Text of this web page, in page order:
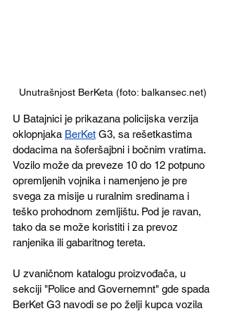
Unutrašnjost BerKeta (foto: balkansec.net)
U Batajnici je prikazana policijska verzija
oklopnjaka BerKet G3, sa rešetkastima
dodacima na šoferšajbni i bočnim vratima.
Vozilo može da preveze 10 do 12 potpuno
opremljenih vojnika i namenjeno je pre
svega za misije u ruralnim sredinama i
teško prohodnom zemljištu. Pod je ravan,
tako da se može koristiti i za prevoz
ranjenika ili gabaritnog tereta.
U zvaničnom katalogu proizvođača, u
sekciji "Police and Governemnt" gde spada
BerKet G3 navodi se po želji kupca vozila